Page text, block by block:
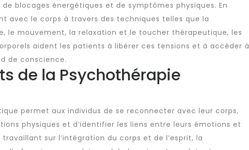
blocages énergétiques et de symptômes physiques. En
avec le corps à travers des techniques telles que la
le mouvement, la relaxation et le toucher thérapeutique, les
aident les patients à libérer ces tensions et à accéder à
de conscience.
de la Psychothérapie
permet aux individus de se reconnecter avec leur corps,
physiques et d’identifier les liens entre leurs émotions et
sur l’intégration du corps et de l’esprit, la